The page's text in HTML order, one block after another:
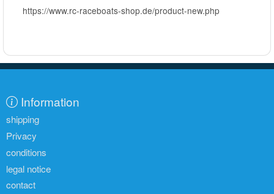
https://www.rc-raceboats-shop.de/product-new.php
Information
shipping
Privacy
conditions
legal notice
contact